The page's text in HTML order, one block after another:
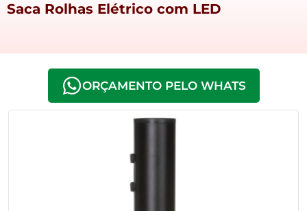
Saca Rolhas Elétrico com LED
ORÇAMENTO PELO WHATS